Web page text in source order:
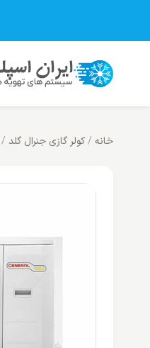
خانه /کولر گازی جنرال گلد /